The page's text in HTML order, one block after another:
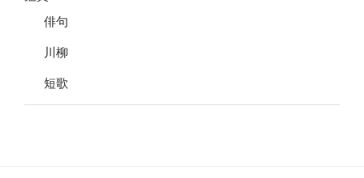
俳句
川柳
短歌